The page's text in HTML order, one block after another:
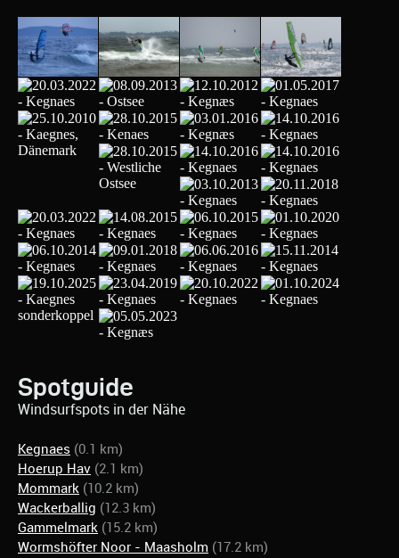
Spotguide
Windsurfspots in der Nähe
Kegnaes (0.1 km)
Hoerup Hav (2.1 km)
Mommark (10.2 km)
Wackerballig (12.3 km)
Gammelmark (15.2 km)
Wormshöfter Noor - Maasholm (17.2 km)